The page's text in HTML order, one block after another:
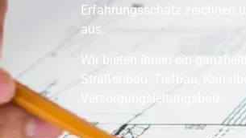
Erfahrungsschatz zeichnen
aus.
Wir bieten Ihnen ein
Straßenbau, Tiefbau,
Versorgungsleitungsbau.